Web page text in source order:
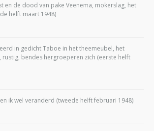
en de dood van pake Veenema, mokerslag, het
helft maart 1948)
in gedicht Taboe in het theemeubel, het
bendes hergroeperen zich (eerste helft
ik wel veranderd (tweede helft februari 1948)